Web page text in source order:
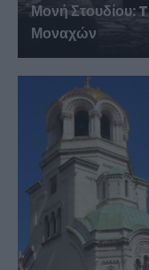
Μονή Στουδίου:
Μοναχών